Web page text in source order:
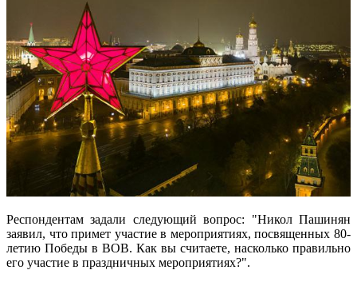
Респондентам задали следующий вопрос: "Никол Пашинян
заявил, что примет участие в мероприятиях, посвященных 80-
летию Победы в ВОВ. Как вы считаете, насколько правильно
его участие в праздничных мероприятиях?".